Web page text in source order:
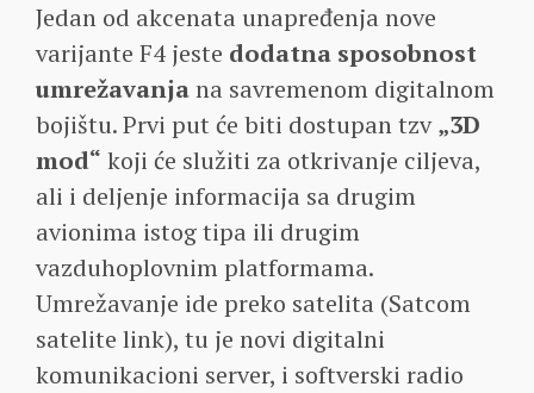
Jedan od akcenata unapređenja nove
varijante F4 jeste dodatna sposobnost
umrežavanjana savremenom digitalnom
bojištu. Prvi put će biti dostupan tzv„3D
mod“ koji će služiti za otkrivanje ciljeva,
ali i deljenje informacija sa drugim
avionima istog tipa ili drugim
vazduhoplovnim platformama.
Umrežavanje ide preko satelita (Satcom
satelite link), tu je novi digitalni
komunikacioni server, i softverski radio